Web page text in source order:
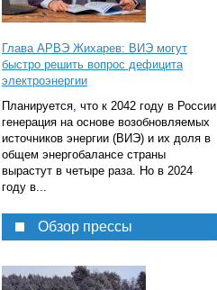
Глава АРВЭ Жихарев: ВИЭ могут
быстро решить вопрос дефицита
электроэнергии
Планируется, что к 2042 году в России
генерация на основе возобновляемых
источников энергии (ВИЭ) и их доля в
общем энергобалансе страны
вырастут в четыре раза. Но в 2024
году в...
Обзор прессы